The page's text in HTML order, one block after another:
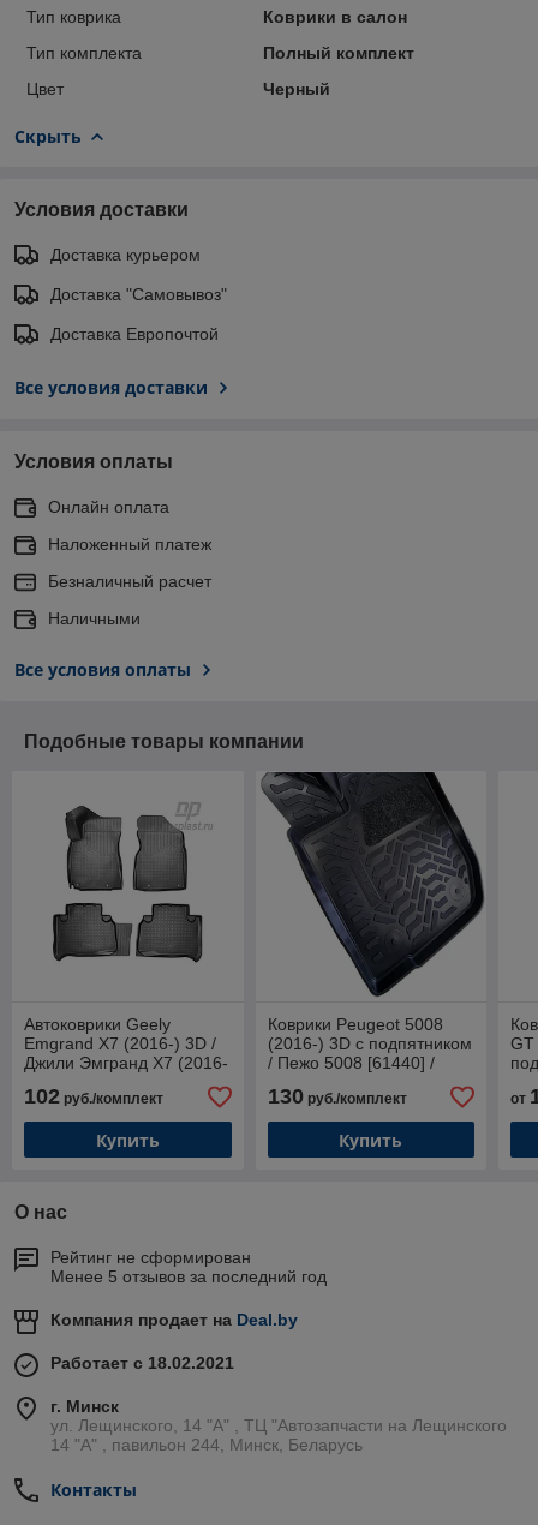
Тип коврика
Коврики в салон
Тип комплекта
Полный комплект
Цвет
Черный
Скрыть
Условия доставки
Доставка курьером
Доставка "Самовывоз"
Доставка Европочтой
Все условия доставки
Условия оплаты
Онлайн оплата
Наложенный платеж
Безналичный расчет
Наличными
Все условия оплаты
Подобные товары компании
Автоковрики Geely
Emgrand X7 (2016-) 3D /
Джили Эмгранд Х7 (2016-
102 руб./комплект
Купить
Коврики Peugeot 5008
(2016-) 3D с подпятником
/ Пежо 5008 [61440] /
130руб./комплект
Купить
GT
от
О нас
Рейтинг не сформирован
Менее 5 отзывов за последний год
Компания продает на Deal.by
Работает с 18.02.2021
г. Минск
ул. Лещинского, 14 "А" , ТЦ "Автозапчасти на Лещинcкого
14 "A" , павильон 244, Минск, Беларусь
Контакты